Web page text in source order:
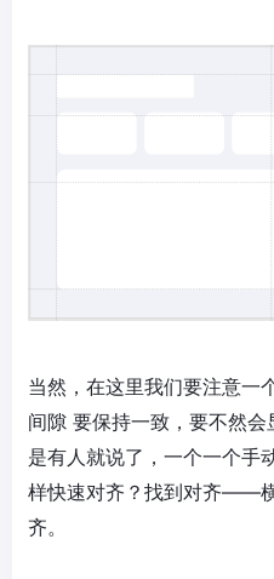
当然，在这里我们要注意一
间隙 要保持一致，要不然
是有人就说了，一个一个手
样快速对齐？找到对齐——
齐。